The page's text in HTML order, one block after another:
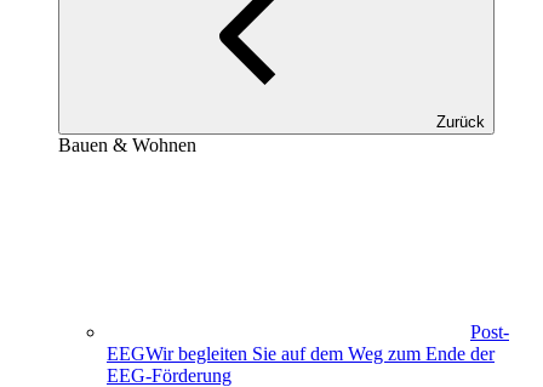
Zurück
Bauen & Wohnen
Post-
EEGWir begleiten Sie auf dem Weg zum Ende der
EEG-Förderung